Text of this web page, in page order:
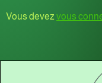
Vous devez vous